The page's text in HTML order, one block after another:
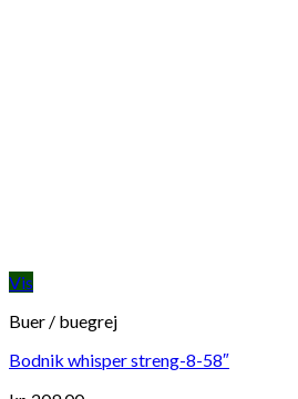
Vis
Buer / buegrej
Bodnik whisper streng-8-58″